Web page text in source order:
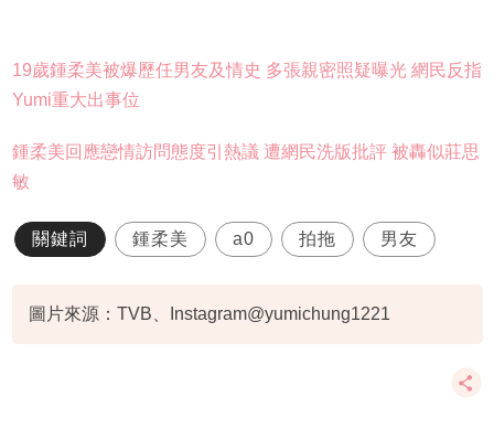
19歲鍾柔美被爆歷任男友及情史 多張親密照疑曝光 網民反指
Yumi重大出事位
鍾柔美回應戀情訪問態度引熱議 遭網民洗版批評 被轟似莊思
敏
關鍵詞 鍾柔美 a0 拍拖 男友
圖片來源：TVB、Instagram@yumichung1221